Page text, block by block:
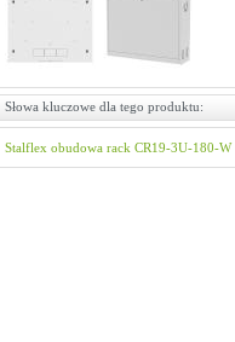
Słowa kluczowe dla tego produktu:
Stalflex obudowa rack CR19-3U-180-W